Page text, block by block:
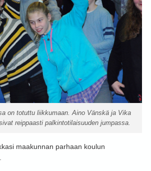
on totuttu liikkumaan. Aino Vänskä ja Vika
reippaasti palkintotilaisuuden jumpassa.
maakunnan parhaan koulun